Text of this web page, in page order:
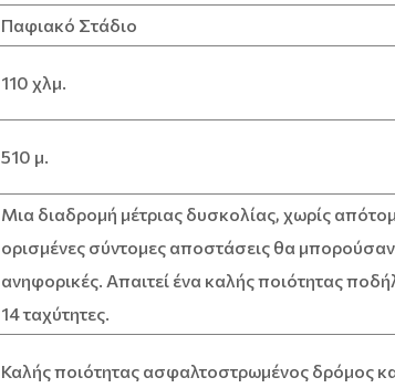
Παφιακό Στάδιο
110 χλμ.
510 μ.
Μια διαδρομή μέτριας δυσκολίας, χωρίς
ορισμένες σύντομες αποστάσεις θα
ανηφορικές. Απαιτεί ένα καλής ποιότητας
14 ταχύτητες.
Καλής ποιότητας ασφαλτοστρωμένος δρόμος